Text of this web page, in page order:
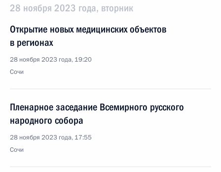
28 ноября 2023 года, вторник
Открытие новых медицинских объектов
в регионах
28 ноября 2023 года, 19:20
Сочи
Пленарное заседание Всемирного русского
народного собора
28 ноября 2023 года, 17:55
Сочи